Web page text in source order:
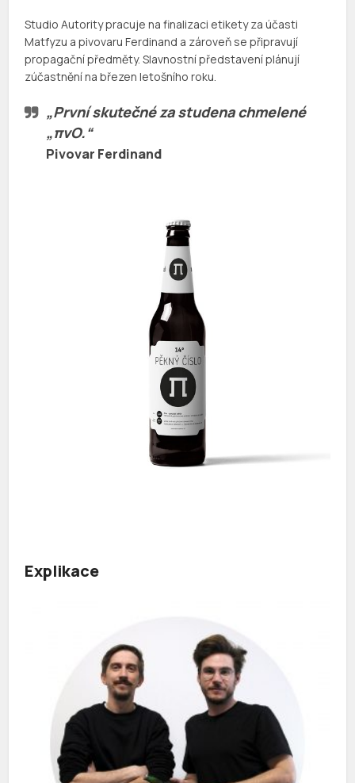
Studio Autority pracuje na finalizaci etikety za účasti
Matfyzu a pivovaru Ferdinand a zároveň se připravují
propagační předměty. Slavnostní představení plánují
zúčastnění na březen letošního roku.
„První skutečné za studena chmelené
„πvO.“
Pivovar Ferdinand
Explikace